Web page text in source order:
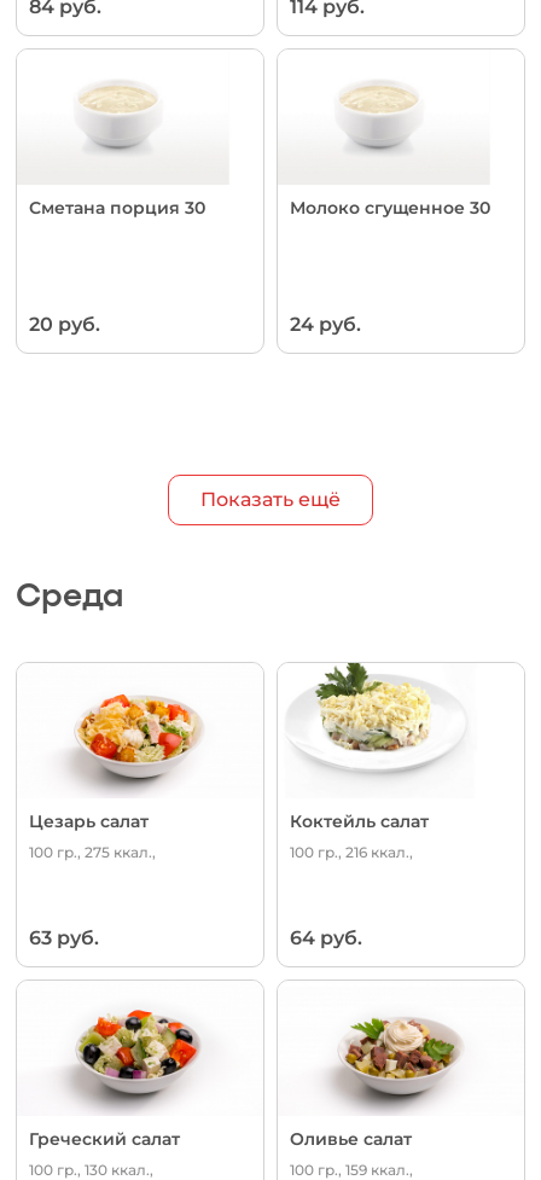
84 руб. 114 руб.
Сметана порция 30
20 руб.
Молоко сгущенное 30
24 руб.
Показать ещё
Среда
Цезарь салат
100 гр., 275 ккал.,
63 руб.
Коктейль салат
100 гр., 216 ккал.,
64 руб.
Греческий салат
100 гр., 130 ккал.,
Оливье салат
100 гр., 159 ккал.,